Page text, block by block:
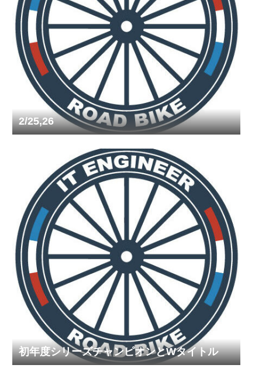
2/25,26
初年度シリーズチャンピオンとWタイトル